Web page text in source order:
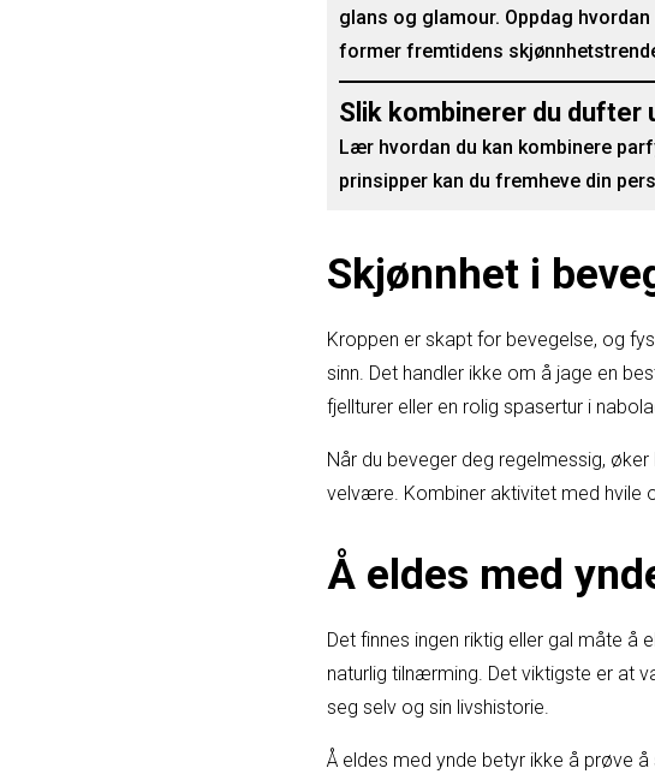
glans og glamour. Oppdag
former fremtidens
Slik kombinerer du dufter
Lær hvordan du kan kombinere
prinsipper kan du fremheve din
Skjønnhet i
Kroppen er skapt for bevegelse, og
sinn. Det handler ikke om å jage en
fjellturer eller en rolig spasertur i
Når du beveger deg regelmessig,
velvære. Kombiner aktivitet med hvile
Å eldes med
Det finnes ingen riktig eller gal måte å
naturlig tilnærming. Det viktigste er at
seg selv og sin livshistorie.
Å eldes med ynde betyr ikke å prøve